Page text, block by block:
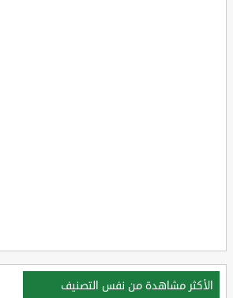
الأكثر مشاهدة من نفس التصنيف